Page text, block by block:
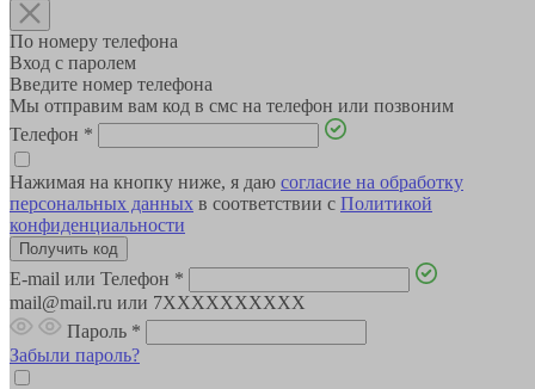
По номеру телефона
Вход с паролем
Введите номер телефона
Мы отправим вам код в смс на телефон или позвоним
Телефон *
Нажимая на кнопку ниже, я даю согласие на обработку
персональных данных в соответствии с Политикой
конфиденциальности
E-mail или Телефон *
mail@mail.ru или 7XXXXXXXXXX
Пароль *
Забыли пароль?